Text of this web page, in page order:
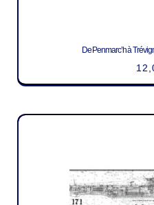
De Penmarc’h à